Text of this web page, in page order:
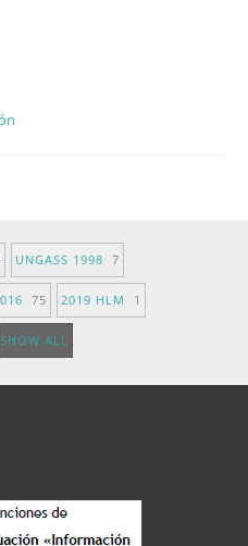
UNGASS 1998 7
75 2019 HLM 1
SHOW ALL